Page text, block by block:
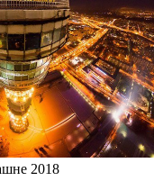
2018